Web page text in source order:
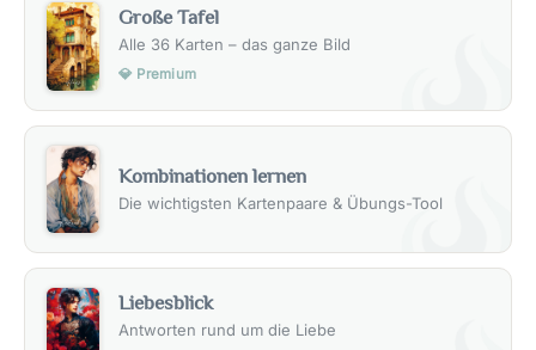
Große Tafel
Alle 36 Karten – das ganze Bild
💎 Premium
Kombinationen lernen
Die wichtigsten Kartenpaare & Übungs-Tool
Liebesblick
Antworten rund um die Liebe